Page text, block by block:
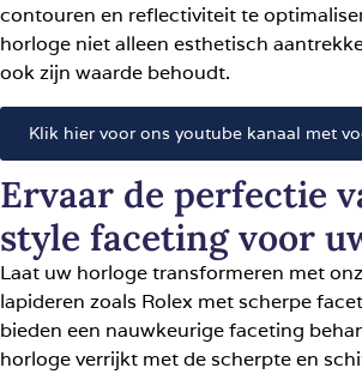
contouren en reflectiviteit te
horloge niet alleen esthetisch
ook zijn waarde behoudt.
Klik hier voor ons youtube kanaal met
Ervaar de perfectie
style faceting voor
Laat uw horloge transformeren met
lapideren zoals Rolex met scherpe
bieden een nauwkeurige faceting
horloge verrijkt met de scherpte en